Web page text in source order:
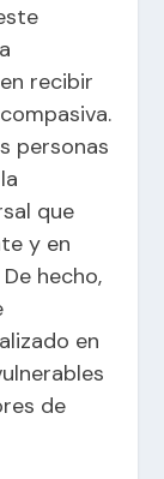
recibir
personas
que
y en
hecho,
en
de